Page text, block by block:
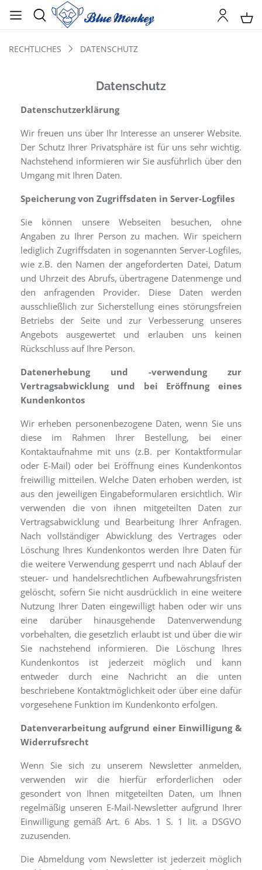
RECHTLICHES DATENSCHUTZ
Datenschutz
Datenschutzerklärung
Wir freuen uns über Ihr Interesse an unserer Website.
Der Schutz Ihrer Privatsphäre ist für uns sehr wichtig.
Nachstehend informieren wir Sie ausführlich über den
Umgang mit Ihren Daten.
Speicherung von Zugriffsdaten in Server-Logfiles
Sie können unsere Webseiten besuchen, ohne
Angaben zu Ihrer Person zu machen. Wir speichern
lediglich Zugriffsdaten in sogenannten Server-Logfiles,
wie z.B. den Namen der angeforderten Datei, Datum
und Uhrzeit des Abrufs, übertragene Datenmenge und
den anfragenden Provider. Diese Daten werden
ausschließlich zur Sicherstellung eines störungsfreien
Betriebs der Seite und zur Verbesserung unseres
Angebots ausgewertet und erlauben uns keinen
Rückschluss auf Ihre Person.
Datenerhebung und -verwendung zur
Vertragsabwicklung und bei Eröffnung eines
Kundenkontos
Wir erheben personenbezogene Daten, wenn Sie uns
diese im Rahmen Ihrer Bestellung, bei einer
Kontaktaufnahme mit uns (z.B. per Kontaktformular
oder E-Mail) oder bei Eröffnung eines Kundenkontos
freiwillig mitteilen. Welche Daten erhoben werden, ist
aus den jeweiligen Eingabeformularen ersichtlich. Wir
verwenden die von ihnen mitgeteilten Daten zur
Vertragsabwicklung und Bearbeitung Ihrer Anfragen.
Nach vollständiger Abwicklung des Vertrages oder
Löschung Ihres Kundenkontos werden Ihre Daten für
die weitere Verwendung gesperrt und nach Ablauf der
steuer- und handelsrechtlichen Aufbewahrungsfristen
gelöscht, sofern Sie nicht ausdrücklich in eine weitere
Nutzung Ihrer Daten eingewilligt haben oder wir uns
eine darüber hinausgehende Datenverwendung
vorbehalten, die gesetzlich erlaubt ist und über die wir
Sie nachstehend informieren. Die Löschung Ihres
Kundenkontos ist jederzeit möglich und kann
entweder durch eine Nachricht an die unten
beschriebene Kontaktmöglichkeit oder über eine dafür
vorgesehene Funktion im Kundenkonto erfolgen.
Datenverarbeitung aufgrund einer Einwilligung &
Widerrufsrecht
Wenn Sie sich zu unserem Newsletter anmelden,
verwenden wir die hierfür erforderlichen oder
gesondert von Ihnen mitgeteilten Daten, um Ihnen
regelmäßig unseren E-Mail-Newsletter aufgrund Ihrer
Einwilligung gemäß Art. 6 Abs. 1 S. 1 lit. a DSGVO
zuzusenden.
Die Abmeldung vom Newsletter ist jederzeit möglich